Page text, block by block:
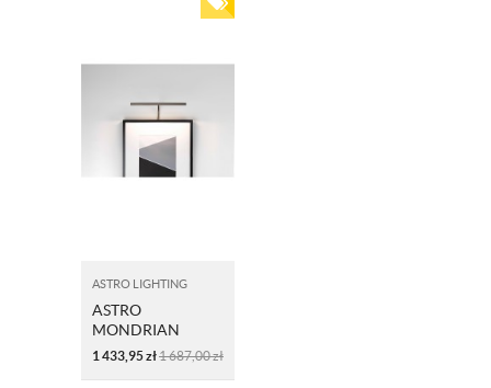
ASTRO LIGHTING
ASTRO
MONDRIAN
FRAME
1 433,95zł1 687,00zł